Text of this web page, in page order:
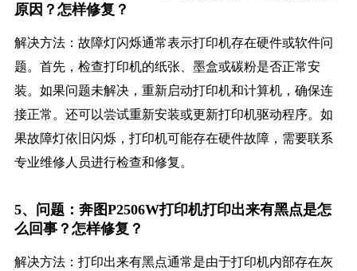
原因？怎样修复？
解决方法：故障灯闪烁通常表示打印机存在硬件或软件问
题。首先，检查打印机的纸张、墨盒或碳粉是否正常安
装。如果问题未解决，重新启动打印机和计算机，确保连
接正常。还可以尝试重新安装或更新打印机驱动程序。如
果故障灯依旧闪烁，打印机可能存在硬件故障，需要联系
专业维修人员进行检查和修复。
5、问题：奔图P2506W打印机打印出来有黑点是怎
么回事？怎样修复？
解决方法：打印出来有黑点通常是由于打印机内部存在灰